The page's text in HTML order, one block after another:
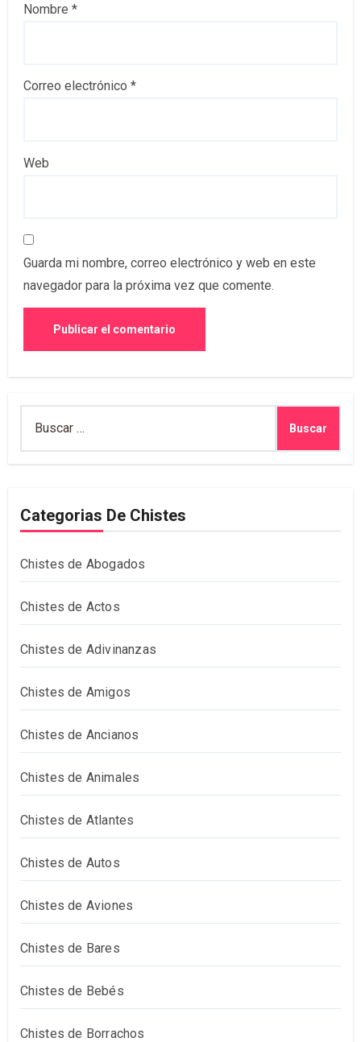
Nombre *
Correo electrónico *
Web
Guarda mi nombre, correo electrónico y web en este
navegador para la próxima vez que comente.
Categorias De Chistes
Chistes de Abogados
Chistes de Actos
Chistes de Adivinanzas
Chistes de Amigos
Chistes de Ancianos
Chistes de Animales
Chistes de Atlantes
Chistes de Autos
Chistes de Aviones
Chistes de Bares
Chistes de Bebés
Chistes de Borrachos